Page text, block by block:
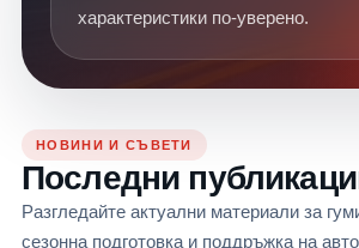
характеристики по-уверено.
НОВИНИ И СЪВЕТИ
Последни
Разгледайте актуални материали за
сезонна подготовка и поддръжка на